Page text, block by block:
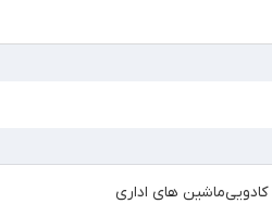
ماشین های اداری